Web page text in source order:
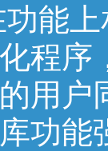
能
程序
用
功